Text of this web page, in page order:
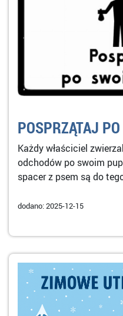
POSPRZĄTAJ
Każdy właściciel
odchodów po swoim
spacer z psem są do
dodano: 2025-12-15